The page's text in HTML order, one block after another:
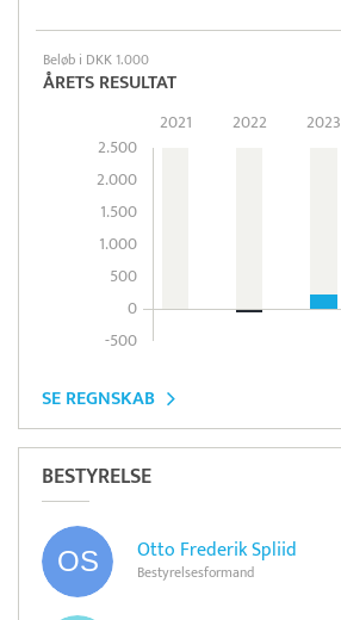
Beløb i DKK 1.000
ÅRETS RESULTAT
2.500
2.000
1.500
1.000
500
0
-500
2021 2022 2023
SE REGNSKAB
BESTYRELSE
Otto Frederik Spliid
Bestyrelsesformand